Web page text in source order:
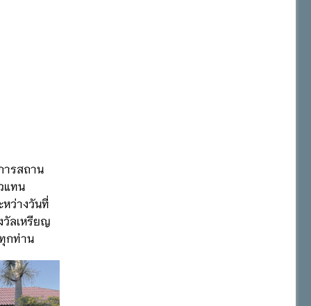
รสถาน
แทน
ว่างวันที่
ลเหรียญ
กท่าน